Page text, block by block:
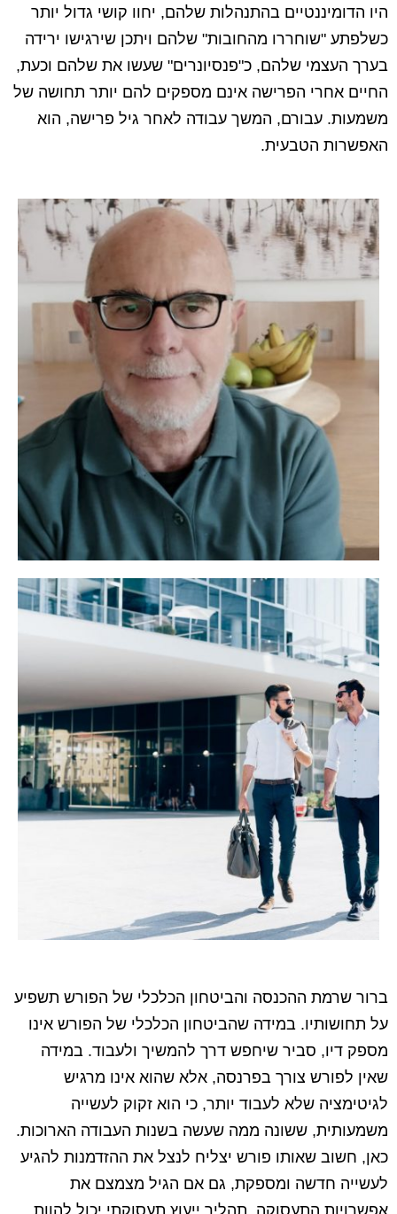
היו הדומיננטיים בהתנהלות שלהם, יחוו קושי גדול יותר
כשלפתע "שוחררו מהחובות" שלהם ויתכן שירגישו ירידה
בערך העצמי שלהם, כ"פנסיונרים" שעשו את שלהם וכעת,
החיים אחרי הפרישה אינם מספקים להם יותר תחושה של
משמעות. עבורם, המשך עבודה לאחר גיל פרישה, הוא
האפשרות הטבעית.
ברור שרמת ההכנסה והביטחון הכלכלי של הפורש תשפיע
על תחושותיו. במידה שהביטחון הכלכלי של הפורש אינו
מספק דיו, סביר שיחפש דרך להמשיך ולעבוד. במידה
שאין לפורש צורך בפרנסה, אלא שהוא אינו מרגיש
לגיטימציה שלא לעבוד יותר, כי הוא זקוק לעשייה
משמעותית, ששונה ממה שעשה בשנות העבודה הארוכות.
כאן, חשוב שאותו פורש יצליח לנצל את ההזדמנות להגיע
לעשייה חדשה ומספקת, גם אם הגיל מצמצם את
אפשרויות התעסוקה. תהליך ייעוץ תעסוקתי יכול להוות